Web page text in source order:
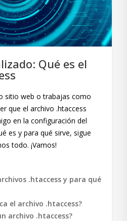
Qué es el
sitio web o trabajas como
que el archivo .htaccess
en la configuración del
es y para qué sirve, sigue
todo. ¡Vamos!
.htaccess y para qué
el archivo .htaccess?
archivo .htaccess?